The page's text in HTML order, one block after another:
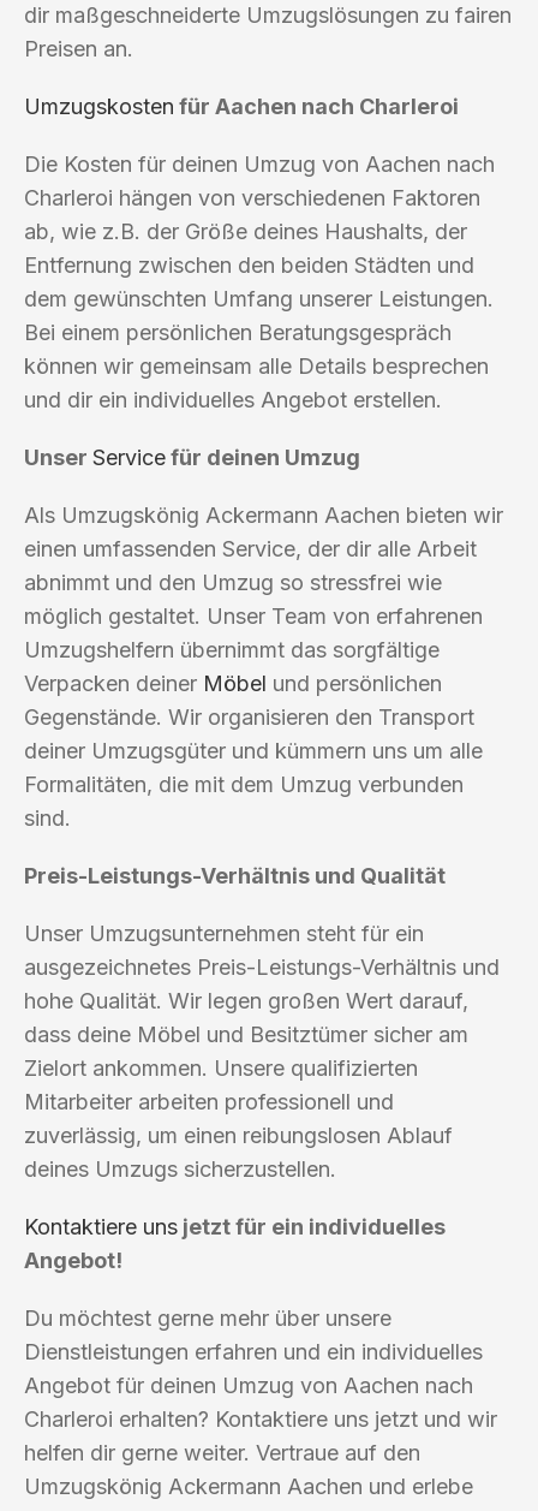
dir maßgeschneiderte Umzugslösungen zu fairen
Preisen an.
Umzugskosten für Aachen nach Charleroi
Die Kosten für deinen Umzug von Aachen nach
Charleroi hängen von verschiedenen Faktoren
ab, wie z.B. der Größe deines Haushalts, der
Entfernung zwischen den beiden Städten und
dem gewünschten Umfang unserer Leistungen.
Bei einem persönlichen Beratungsgespräch
können wir gemeinsam alle Details besprechen
und dir ein individuelles Angebot erstellen.
Unser Servicefür deinen Umzug
Als Umzugskönig Ackermann Aachen bieten wir
einen umfassenden Service, der dir alle Arbeit
abnimmt und den Umzug so stressfrei wie
möglich gestaltet. Unser Team von erfahrenen
Umzugshelfern übernimmt das sorgfältige
Verpacken deiner Möbel und persönlichen
Gegenstände. Wir organisieren den Transport
deiner Umzugsgüter und kümmern uns um alle
Formalitäten, die mit dem Umzug verbunden
sind.
Preis-Leistungs-Verhältnis und Qualität
Unser Umzugsunternehmen steht für ein
ausgezeichnetes Preis-Leistungs-Verhältnis und
hohe Qualität. Wir legen großen Wert darauf,
dass deine Möbel und Besitztümer sicher am
Zielort ankommen. Unsere qualifizierten
Mitarbeiter arbeiten professionell und
zuverlässig, um einen reibungslosen Ablauf
deines Umzugs sicherzustellen.
Kontaktiere uns jetzt für ein individuelles
Angebot!
Du möchtest gerne mehr über unsere
Dienstleistungen erfahren und ein individuelles
Angebot für deinen Umzug von Aachen nach
Charleroi erhalten? Kontaktiere uns jetzt und wir
helfen dir gerne weiter. Vertraue auf den
Umzugskönig Ackermann Aachen und erlebe